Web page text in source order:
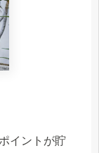
イントが貯